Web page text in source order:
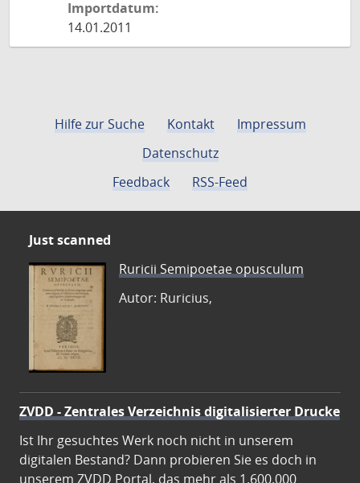
Importdatum:
14.01.2011
Hilfe zur Suche Kontakt
Impressum
Datenschutz
Feedback
RSS-Feed
Just scanned
Ruricii Semipoetae opusculum
Autor: Ruricius,
ZVDD - Zentrales Verzeichnis digitalisierter Drucke
Ist Ihr gesuchtes Werk noch nicht in unserem
digitalen Bestand? Dann probieren Sie es doch in
unserem ZVDD Portal, das mehr als 1.600.000